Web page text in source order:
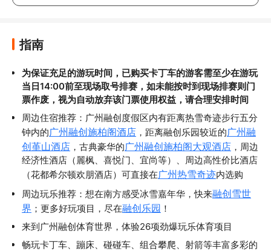
指南
为保证充足的游玩时间，已购买卡丁车的游客需至少在游玩
当日14:00前至现场取号排赛，如未能按时到现场排赛则门
票作废，视为自动放弃该门票使用权益，请合理安排时间
周边住宿推荐：广州融创度假区内有距离热雪奇迹步行五分
钟内的广州融创施柏阁酒店 ，距离融创乐园较近的广州融
创堇山酒店 ，古典豪华的广州融创施柏阁大观酒店 ，周边
经济性酒店（麗枫、喜悦门、宜尚等）、周边高性价比酒店
（花都希尔顿欢朋酒店）可直接在广州热雪奇迹内选购
周边玩乐推荐：想在南方感受冰雪嘉年华，快来融创雪世
界 ；更多好玩项目，尽在融创乐园 ！
来到广州融创体育世界，体验26项劲爆玩乐体育项目
畅玩卡丁车、蹦床、碰碰车、组合攀爬、射箭等丰富多彩的